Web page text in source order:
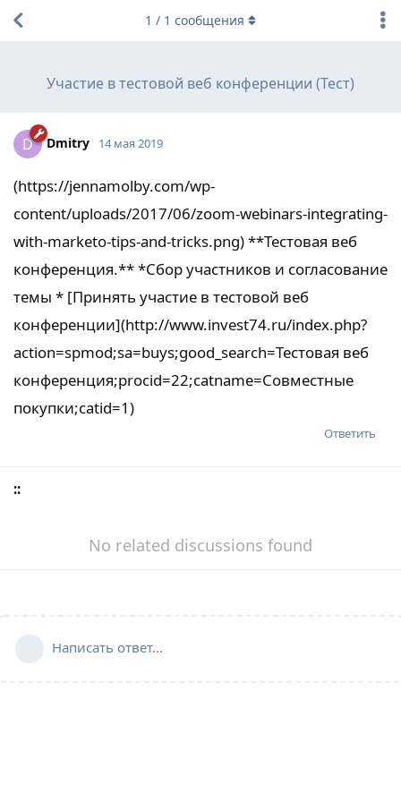
Участие в тестовой веб конференции (Тест)
1 / 1 сообщения
D Dmitry 14 мая 2019
(https://jennamolby.com/wp-
content/uploads/2017/06/zoom-webinars-integrating-
with-marketo-tips-and-tricks.png) **Тестовая веб
конференция.** *Сбор участников и согласование
темы * [Принять участие в тестовой веб
конференции](http://www.invest74.ru/index.php?
action=spmod;sa=buys;good_search=Тестовая веб
конференция;procid=22;catname=Совместные
покупки;catid=1)
Ответить
::
No related discussions found
Написать ответ...